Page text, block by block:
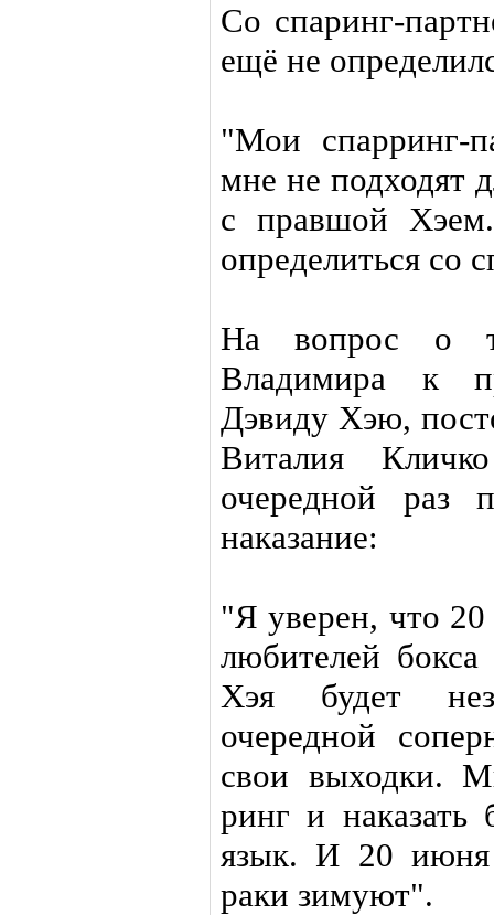
Со спаринг-
ещё не
"Мои спарринг-
мне не подходят
с правшой
определиться со
На вопрос о
Владимира к
Дэвиду Хэю,
Виталия
очередной раз
наказание:
"Я уверен, что
любителей
Хэя будет
очередной
свои выходки.
ринг и наказать
язык. И 20 июня
раки зимуют".